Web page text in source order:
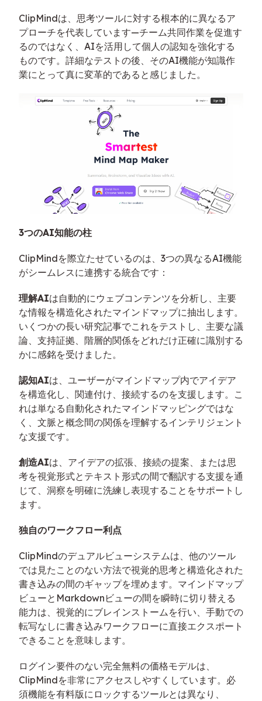
ClipMindは、思考ツールに対する根本的に異なるア
プローチを代表しています—チーム共同作業を促進す
るのではなく、AIを活用して個人の認知を強化する
ものです。詳細なテストの後、そのAI機能が知識作
業にとって真に変革的であると感じました。
3つのAI知能の柱
ClipMindを際立たせているのは、3つの異なるAI機能
がシームレスに連携する統合です：
理解AIは自動的にウェブコンテンツを分析し、主要
な情報を構造化されたマインドマップに抽出します。
いくつかの長い研究記事でこれをテストし、主要な議
論、支持証拠、階層的関係をどれだけ正確に識別する
かに感銘を受けました。
認知AIは、ユーザーがマインドマップ内でアイデア
を構造化し、関連付け、接続するのを支援します。こ
れは単なる自動化されたマインドマッピングではな
く、文脈と概念間の関係を理解するインテリジェント
な支援です。
創造AIは、アイデアの拡張、接続の提案、または思
考を視覚形式とテキスト形式の間で翻訳する支援を通
じて、洞察を明確に洗練し表現することをサポートし
ます。
独自のワークフロー利点
ClipMindのデュアルビューシステムは、他のツール
では見たことのない方法で視覚的思考と構造化された
書き込みの間のギャップを埋めます。マインドマップ
ビューとMarkdownビューの間を瞬時に切り替える
能力は、視覚的にブレインストームを行い、手動での
転写なしに書き込みワークフローに直接エクスポート
できることを意味します。
ログイン要件のない完全無料の価格モデルは、
ClipMindを非常にアクセスしやすくしています。必
須機能を有料版にロックするツールとは異なり、